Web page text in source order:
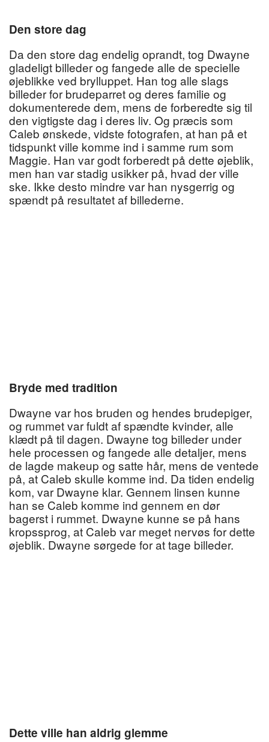
Den store dag
Da den store dag endelig oprandt, tog Dwayne
gladeligt billeder og fangede alle de specielle
øjeblikke ved brylluppet. Han tog alle slags
billeder for brudeparret og deres familie og
dokumenterede dem, mens de forberedte sig til
den vigtigste dag i deres liv. Og præcis som
Caleb ønskede, vidste fotografen, at han på et
tidspunkt ville komme ind i samme rum som
Maggie. Han var godt forberedt på dette øjeblik,
men han var stadig usikker på, hvad der ville
ske. Ikke desto mindre var han nysgerrig og
spændt på resultatet af billederne.
Bryde med tradition
Dwayne var hos bruden og hendes brudepiger,
og rummet var fuldt af spændte kvinder, alle
klædt på til dagen. Dwayne tog billeder under
hele processen og fangede alle detaljer, mens
de lagde makeup og satte hår, mens de ventede
på, at Caleb skulle komme ind. Da tiden endelig
kom, var Dwayne klar. Gennem linsen kunne
han se Caleb komme ind gennem en dør
bagerst i rummet. Dwayne kunne se på hans
kropssprog, at Caleb var meget nervøs for dette
øjeblik. Dwayne sørgede for at tage billeder.
Dette ville han aldrig glemme